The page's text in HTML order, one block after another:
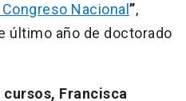
Nacional ”,
último año de doctorado
Francisca